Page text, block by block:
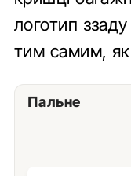
логотип
тим самим, як
Пальне